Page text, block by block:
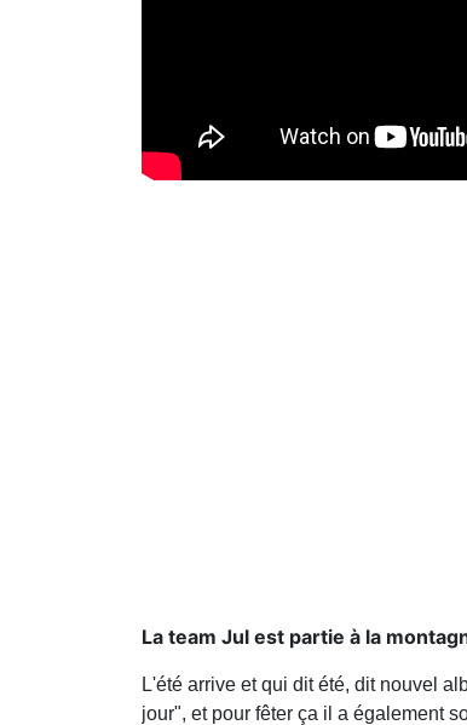
La team Jul est partie à la
L'été arrive et qui dit été, dit nouvel
jour", et pour fêter ça il a également